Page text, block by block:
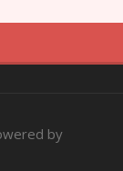
by